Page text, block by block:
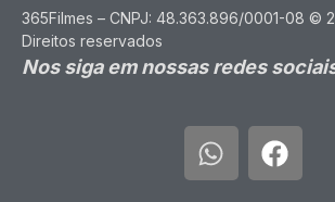
365Filmes – CNPJ: 48.363.896/0001-08 ©
Direitos reservados
Nos siga em nossas redes